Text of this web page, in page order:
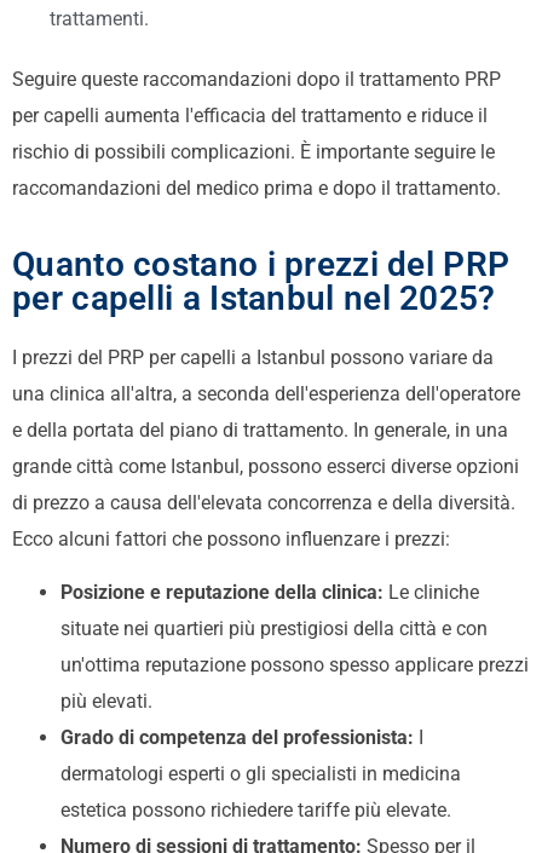
trattamenti.
Seguire queste raccomandazioni dopo il trattamento PRP
per capelli aumenta l'efficacia del trattamento e riduce il
rischio di possibili complicazioni. È importante seguire le
raccomandazioni del medico prima e dopo il trattamento.
Quanto costano i prezzi del PRP
per capelli a Istanbul nel 2025?
I prezzi del PRP per capelli a Istanbul possono variare da
una clinica all'altra, a seconda dell'esperienza dell'operatore
e della portata del piano di trattamento. In generale, in una
grande città come Istanbul, possono esserci diverse opzioni
di prezzo a causa dell'elevata concorrenza e della diversità.
Ecco alcuni fattori che possono influenzare i prezzi:
Posizione e reputazione della clinica: Le cliniche
situate nei quartieri più prestigiosi della città e con
un'ottima reputazione possono spesso applicare prezzi
più elevati.
Grado di competenza del professionista:
dermatologi esperti o gli specialisti in medicina
estetica possono richiedere tariffe più elevate.
Numero di sessioni di trattamento: Spesso per il